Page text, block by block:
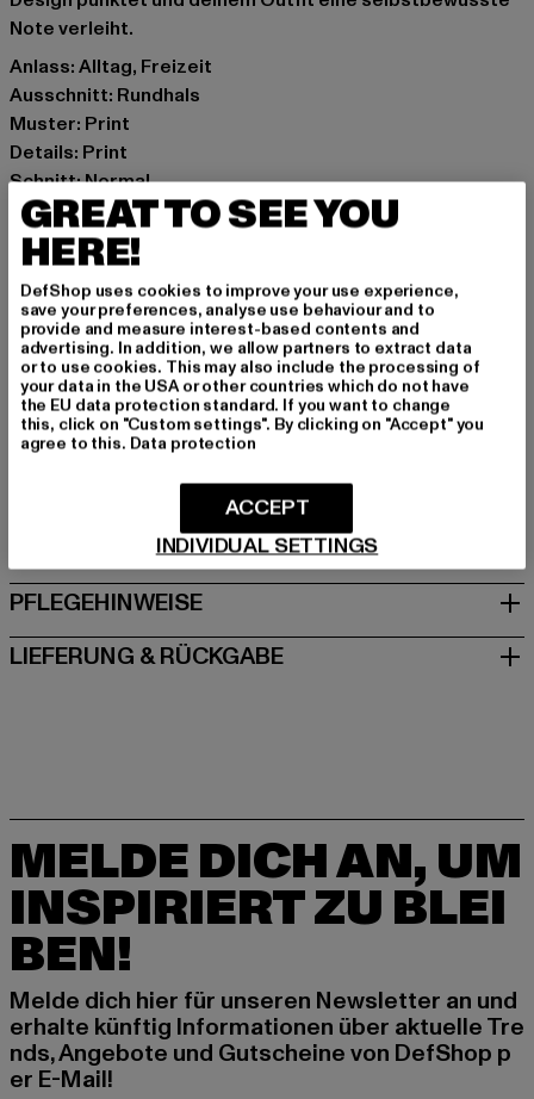
Note verleiht.
Anlass: Alltag, Freizeit
Ausschnitt: Rundhals
Muster: Print
Details: Print
Schnitt: Normal
Marke: Mister Tee
Kat.: T-Shirts
Farbe: schwarz
Hersteller Farbe: black
Materialzusammensetzung: 100% Baumwolle
Art.Nr: MT3163-00007
Hersteller: TB International GmbH |info@tbint.de
Dr.-Robert-Murjahn-Straße 7 | 64372 Ober-Ramstadt |
GRÖSSE & PASSFORM
PFLEGEHINWEISE
LIEFERUNG & RÜCKGABE
MELDE DICH AN, UM
INSPIRIERT ZU BLEI
BEN!
Melde dich hier für unseren Newsletter an und
erhalte künftig Informationen über aktuelle Tre
nds, Angebote und Gutscheine von DefShop p
er E-Mail!
GREAT TO SEE YOU
HERE!
DefShop uses cookies to improve your use experience,
save your preferences, analyse use behaviour and to
provide and measure interest-based contents and
advertising. In addition, we allow partners to extract data
or to use cookies. This may also include the processing of
your data in the USA or other countries which do not have
the EU data protection standard. If you want to change
this, click on "Custom settings". By clicking on "Accept" you
agree to this. Data protection
INDIVIDUAL SETTINGS
ACCEPT